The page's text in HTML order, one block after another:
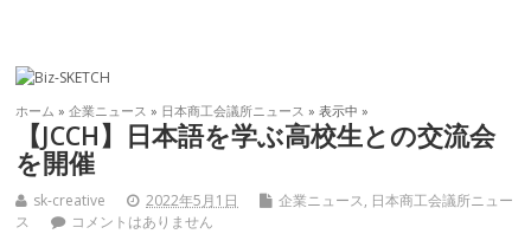
ホーム »企業ニュース » 日本商工会議所ニュース » 表示中 »
【JCCH】日本語を学ぶ高校生との交流会
を開催
sk-creative 2022年5月1日 企業ニュース, 日本商工会議所ニュー
ス
コメントはありません